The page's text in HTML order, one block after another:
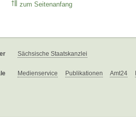
zum Seitenanfang
Sächsische Staatskanzlei
Medienservice Publikationen Amt24